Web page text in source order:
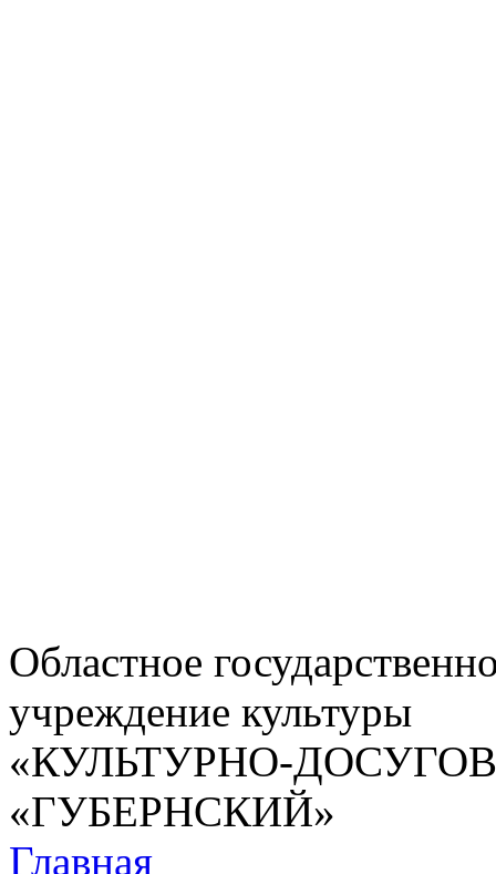
Областное
учреждение культуры
«КУЛЬТУРНО-
«ГУБЕРНСКИЙ»
Главная